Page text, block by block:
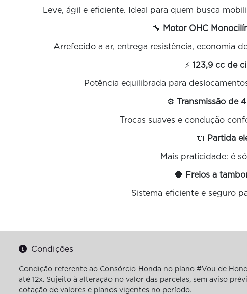
Leve, ágil e eficiente. Ideal para quem busca
🔧 Motor OHC
Arrefecido a ar, entrega resistência, economia
⚡ 123,9 cc de
Potência equilibrada para
⚙️Transmissão de
Trocas suaves e condução
🔌 Partida
Mais praticidade: é
🛑 Freios a
Sistema eficiente e seguro
Condições
Condição referente ao Consórcio Honda no plano #Vou de
até 12x. Sujeito à alteração no valor das parcelas, sem aviso
cotação de valores e planos vigentes no período.